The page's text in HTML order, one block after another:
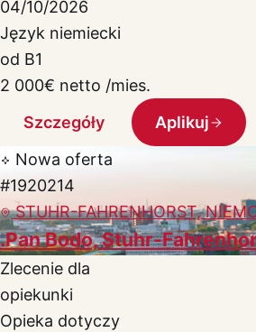
04/10/2026
Język niemiecki
od B1
2 000€ netto /mies.
Szczegóły
Aplikuj
Nowa oferta
#1920214
STUHR-FAHRENHORST,
.Pan Bodo, Stuhr-
Zlecenie dla
opiekunki
Opieka dotyczy